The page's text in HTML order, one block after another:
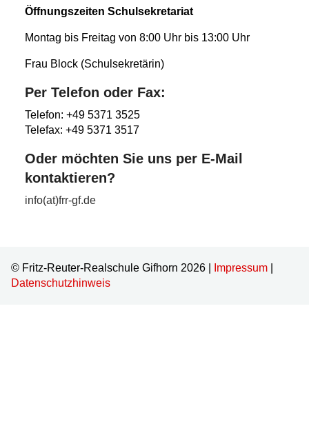
Öffnungszeiten Schulsekretariat
Montag bis Freitag von 8:00 Uhr bis 13:00 Uhr
Frau Block (Schulsekretärin)
Per Telefon oder Fax:
Telefon: +49 5371 3525
Telefax: +49 5371 3517
Oder möchten Sie uns per E-Mail
kontaktieren?
info(at)frr-gf.de
© Fritz-Reuter-Realschule Gifhorn 2026 | Impressum
Datenschutzhinweis